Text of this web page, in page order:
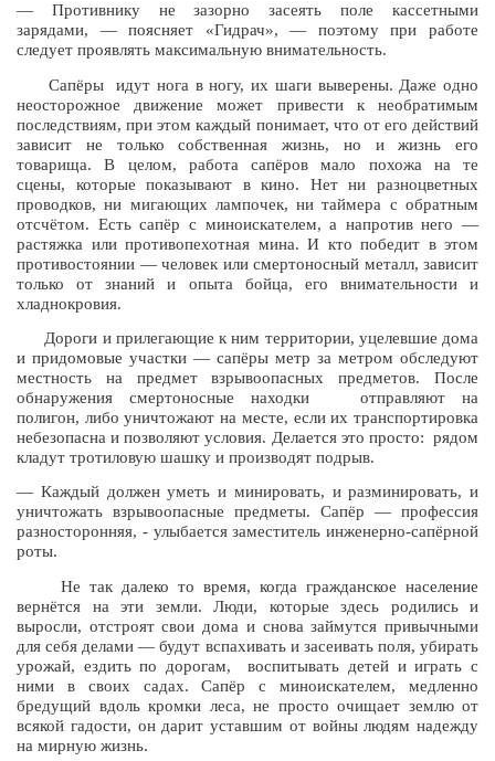
— Противнику не зазорно засеять поле кассетными
зарядами, — поясняет «Гидрач»,— поэтому при работе
следует проявлять максимальную внимательность.
Сапёры идут нога в ногу,их шаги выверены. Даже одно
неосторожное движение может привести к необратимым
последствиям,при этом каждый понимает, что от его действий
зависит не только собственная жизнь, но и жизнь его
товарища. В целом, работа сапёров мало похожа на те
сцены, которые показывают в кино. Нет ни разноцветных
проводков,ни мигающих лампочек,ни таймера с обратным
отсчётом. Есть сапёр с миноискателем,а напротив него —
растяжка или противопехотная мина. И кто победит в этом
противостоянии — человек или смертоносный металл, зависит
только от знаний и опыта бойца, его внимательности и
хладнокровия.
Дороги и прилегающие к ним территории, уцелевшие дома
и придомовые участки — сапёры метр за метром обследуют
местность на предмет взрывоопасных предметов.После
обнаружения смертоносные находки отправляют на
полигон, либо уничтожают на месте, если их транспортировка
небезопасна и позволяют условия. Делается это просто: рядом
кладут тротиловую шашку и производят подрыв.
— Каждый должен уметь и минировать, и разминировать, и
уничтожать взрывоопасные предметы. Сапёр — профессия
разносторонняя, - улыбается заместитель инженерно-сапёрной
роты.
Не так далеко то время, когда гражданское население
вернётся на эти земли. Люди, которые здесь родились и
выросли, отстроят свои дома и снова займутся привычными
для себя делами — будут вспахивать и засеивать поля,убирать
урожай, ездить по дорогам,
воспитывать детей и играть с
ними в своих садах.Сапёр с миноискателем,медленно
бредущий вдоль кромки леса, не просто очищает землю от
всякой гадости, он дарит уставшим от войны людям надежду
на мирную жизнь.